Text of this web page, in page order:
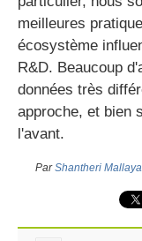
meilleures
écosystème
R&D. Beaucoup
données très
approche, et bien
l'avant.
ParShantheri